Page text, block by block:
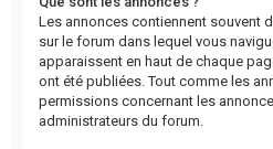
Les annonces contiennent souvent
sur le forum dans lequel vous
apparaissent en haut de chaque
ont été publiées. Tout comme les
permissions concernant les
administrateurs du forum.